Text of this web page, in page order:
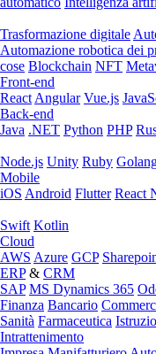
Trasformazione digitale
Automazione robotica dei
cose Blockchain NFT
Front-end
React Angular Vue.js
Back-end
Java .NET Python PHP
Node.js Unity Ruby
Mobile
iOS Android Flutter React
Swift Kotlin
Cloud
AWS Azure GCP
ERP& CRM
SAP MS Dynamics 365
Finanza Bancario
Sanità Farmaceutica
Intrattenimento